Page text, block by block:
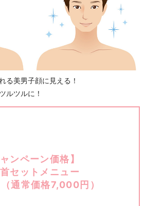
る美男子顔に見える！
ルツルに！
ャンペーン価格】
セットメニュー
通常価格7,000円）